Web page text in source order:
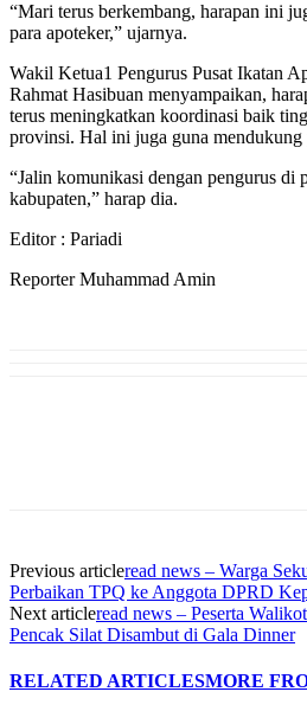
“Mari terus berkembang, harapan ini
para apoteker,” ujarnya.
Wakil Ketua1 Pengurus Pusat Ikatan
Rahmat Hasibuan menyampaikan,
terus meningkatkan koordinasi baik
provinsi. Hal ini juga guna mendukung
“Jalin komunikasi dengan pengurus di
kabupaten,” harap dia.
Editor : Pariadi
Reporter Muhammad Amin
Previous articleread news – Warga
Perbaikan TPQ ke Anggota DPRD
Next articleread news – Peserta
Pencak Silat Disambut di Gala Dinner
RELATED ARTICLESMORE